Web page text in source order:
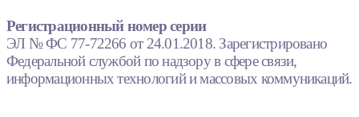
Регистрационный номер серии
ЭЛ № ФС 77-72266 от 24.01.2018. Зарегистрировано
Федеральной службой по надзору в сфере связи,
информационных технологий и массовых коммуникаций.